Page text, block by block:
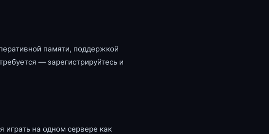
памяти, поддержкой
— зарегистрируйтесь и
на одном сервере как